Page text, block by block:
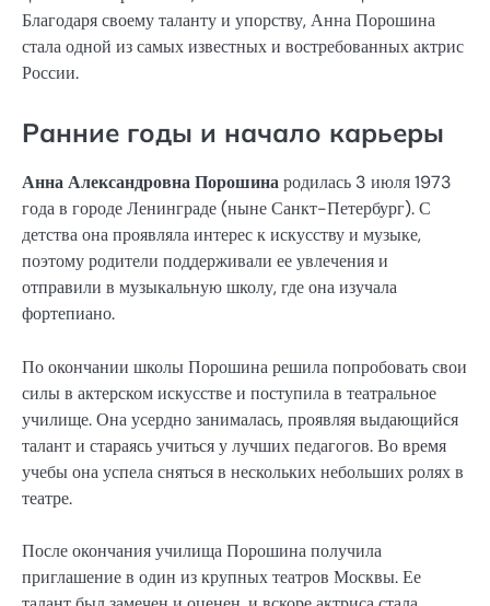
Благодаря своему таланту и упорству, Анна Порошина
стала одной из самых известных и востребованных актрис
России.
Ранние годы и начало карьеры
Анна Александровна Порошинародилась 3 июля 1973
года в городе Ленинграде (ныне Санкт-Петербург). С
детства она проявляла интерес к искусству и музыке,
поэтому родители поддерживали ее увлечения и
отправили в музыкальную школу, где она изучала
фортепиано.
По окончании школы Порошина решила попробовать свои
силы в актерском искусстве и поступила в театральное
училище. Она усердно занималась, проявляя выдающийся
талант и стараясь учиться у лучших педагогов. Во время
учебы она успела сняться в нескольких небольших ролях в
театре.
После окончания училища Порошина получила
приглашение в один из крупных театров Москвы. Ее